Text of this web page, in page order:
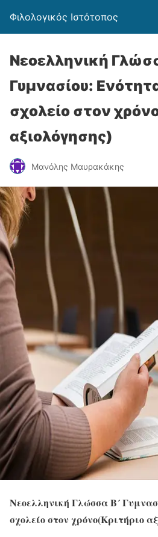
Φιλολογικός Ιστότοπος
Νεοελληνική
Γυμνασίου:
σχολείο στον
αξιολόγησης)
Μανόλης Μαυρακάκης
Νεοελληνική Γλώσσα Β´
σχολείο στον χρόνο(Κριτήριο